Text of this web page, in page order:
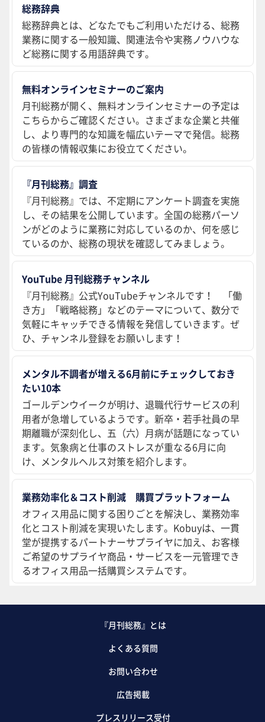
総務辞典
総務辞典とは、どなたでもご利用いただける、総務
業務に関する一般知識、関連法令や実務ノウハウな
ど総務に関する用語辞典です。
無料オンラインセミナーのご案内
月刊総務が開く、無料オンラインセミナーの予定は
こちらからご確認ください。さまざまな企業と共催
し、より専門的な知識を幅広いテーマで発信。総務
の皆様の情報収集にお役立てください。
『月刊総務』調査
『月刊総務』では、不定期にアンケート調査を実施
し、その結果を公開しています。全国の総務パーソ
ンがどのように業務に対応しているのか、何を感じ
ているのか、総務の現状を確認してみましょう。
YouTube 月刊総務チャンネル
『月刊総務』公式YouTubeチャンネルです！ 「働
き方」「戦略総務」などのテーマについて、数分で
気軽にキャッチできる情報を発信していきます。ぜ
ひ、チャンネル登録をお願いします！
メンタル不調者が増える6月前にチェックしておき
たい10本
ゴールデンウイークが明け、退職代行サービスの利
用者が急増しているようです。新卒・若手社員の早
期離職が深刻化し、五（六）月病が話題になってい
ます。気象病と仕事のストレスが重なる6月に向
け、メンタルヘルス対策を紹介します。
業務効率化＆コスト削減 購買プラットフォーム
オフィス用品に関する困りごとを解決し、業務効率
化とコスト削減を実現いたします。Kobuyは、一貫
堂が提携するパートナーサプライヤに加え、お客様
ご希望のサプライヤ商品・サービスを一元管理でき
るオフィス用品一括購買システムです。
『月刊総務』とは
よくある質問
お問い合わせ
広告掲載
プレスリリース受付